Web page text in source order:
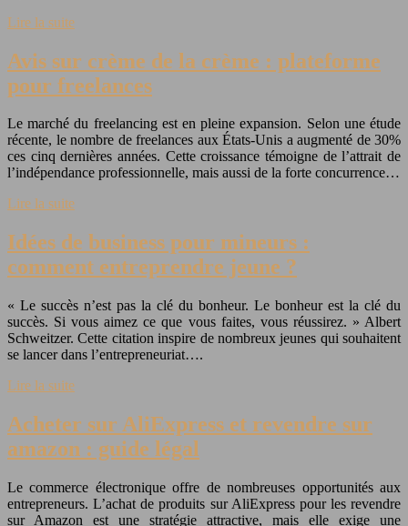
Lire la suite
Avis sur crème de la crème : plateforme
pour freelances
Le marché du freelancing est en pleine expansion. Selon une étude
récente, le nombre de freelances aux États-Unis a augmenté de 30%
ces cinq dernières années. Cette croissance témoigne de l’attrait de
l’indépendance professionnelle, mais aussi de la forte concurrence…
Lire la suite
Idées de business pour mineurs :
comment entreprendre jeune ?
« Le succès n’est pas la clé du bonheur. Le bonheur est la clé du
succès. Si vous aimez ce que vous faites, vous réussirez. » Albert
Schweitzer. Cette citation inspire de nombreux jeunes qui souhaitent
se lancer dans l’entrepreneuriat….
Lire la suite
Acheter sur AliExpress et revendre sur
amazon : guide légal
Le commerce électronique offre de nombreuses opportunités aux
entrepreneurs. L’achat de produits sur AliExpress pour les revendre
sur Amazon est une stratégie attractive, mais elle exige une